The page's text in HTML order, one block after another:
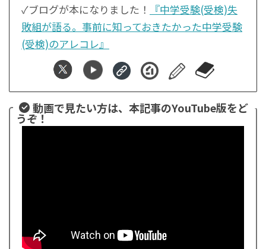
✓ブログが本になりました！
『中学受験(受検)失
敗組が語る。事前に知っておきたかった中学受験
(受検)のアレコレ』
動画で見たい方は、本記事のYouTube版をど
うぞ！